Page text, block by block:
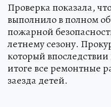
Проверка показала,
выполнило в полном
пожарной
летнему сезону.
который впоследствии
итоге все ремонтные
заезда детей.